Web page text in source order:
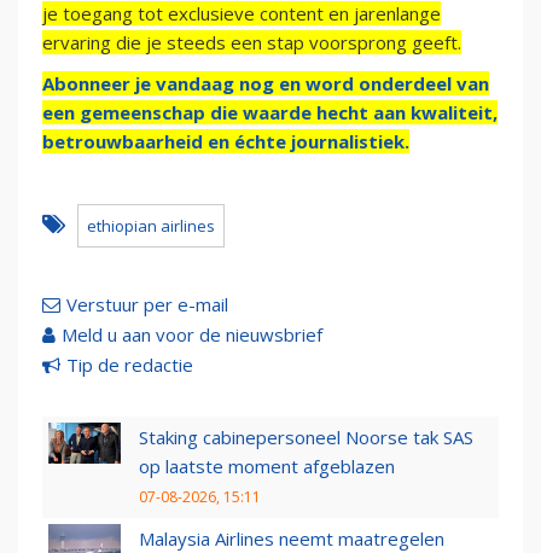
je toegang tot exclusieve content en jarenlange
ervaring die je steeds een stap voorsprong geeft.
Abonneer je vandaag nog en word onderdeel van
een gemeenschap die waarde hecht aan kwaliteit,
betrouwbaarheid en échte journalistiek.
ethiopian airlines
Verstuur per e-mail
Meld u aan voor de nieuwsbrief
Tip de redactie
Staking cabinepersoneel Noorse tak SAS
op laatste moment afgeblazen
07-08-2026, 15:11
Malaysia Airlines neemt maatregelen